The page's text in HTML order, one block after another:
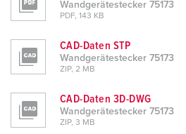
h
Wandgerätestecker 75173
PDF, 143 KB
CAD-Daten STP
Wandgerätestecker 75173
ZIP, 2 MB
CAD-Daten 3D-DWG
Wandgerätestecker 75173
ZIP, 3 MB